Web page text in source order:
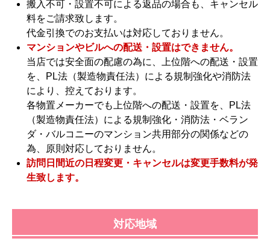
搬入不可・設置不可による返品の場合も、キャンセル
料をご請求致します。
代金引換でのお支払いは対応しておりません。
マンションやビルへの配送・設置はできません。
当店では安全面の配慮の為に、上位階への配送・設置
を、PL法（製造物責任法）による規制強化や消防法
により、控えております。
各物置メーカーでも上位階への配送・設置を、PL法
（製造物責任法）による規制強化・消防法・ベラン
ダ・バルコニーのマンション共用部分の関係などの
為、原則対応しておりません。
訪問日間近の日程変更・キャンセルは変更手数料が発
生致します。
対応地域